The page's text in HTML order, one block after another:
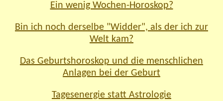
Ein wenig Wochen-Horoskop?
Bin ich noch derselbe "Widder", als der ich zur
Welt kam?
Das Geburtshoroskop und die menschlichen
Anlagen bei der Geburt
Tagesenergie statt Astrologie